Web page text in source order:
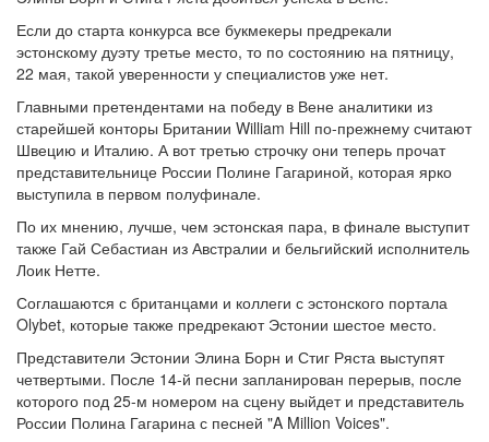
Если до старта конкурса все букмекеры предрекали
эстонскому дуэту третье место, то по состоянию на пятницу,
22 мая, такой уверенности у специалистов уже нет.
Главными претендентами на победу в Вене аналитики из
старейшей конторы Британии William Hill по-прежнему считают
Швецию и Италию. А вот третью строчку они теперь прочат
представительнице России Полине Гагариной, которая ярко
выступила в первом полуфинале.
По их мнению, лучше, чем эстонская пара, в финале выступит
также Гай Себастиан из Австралии и бельгийский исполнитель
Лоик Нетте.
Соглашаются с британцами и коллеги с эстонского портала
Olybet, которые также предрекают Эстонии шестое место.
Представители Эстонии Элина Борн и Стиг Ряста выступят
четвертыми. После 14-й песни запланирован перерыв, после
которого под 25-м номером на сцену выйдет и представитель
России Полина Гагарина с песней "A Million Voices".